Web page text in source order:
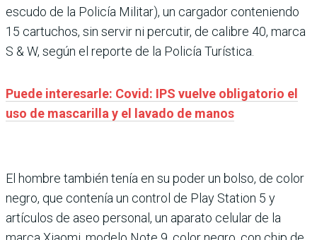
escudo de la Policía Militar), un cargador conteniendo
15 cartuchos, sin servir ni percutir, de calibre 40, marca
S & W, según el reporte de la Policía Turística.
Puede interesarle: Covid: IPS vuelve obligatorio el
uso de mascarilla y el lavado de manos
El hombre también tenía en su poder un bolso, de color
negro, que contenía un control de Play Station 5 y
artículos de aseo personal, un aparato celular de la